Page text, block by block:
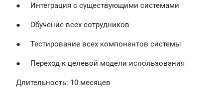
● Интеграция с существующими системами
● Обучение всех сотрудников
● Тестирование всех компонентов системы
● Переход к целевой модели использования
Длительность: 10 месяцев